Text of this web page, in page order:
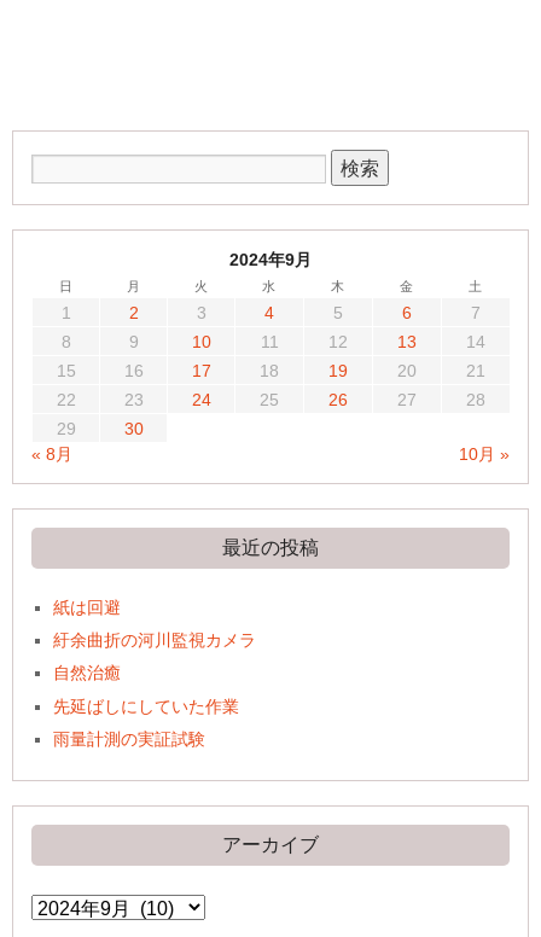
2024年9月
日 月 火 水 木 金 土
1 2 3 4 5 6
7
8
9 10 11 12 13
14
15
16 17 18 19 20
21
22
23 24 25 26 27
28
29
30
« 8月
10月 »
最近の投稿
紙は回避
紆余曲折の河川監視カメラ
自然治癒
先延ばしにしていた作業
雨量計測の実証試験
アーカイブ
ア
ー